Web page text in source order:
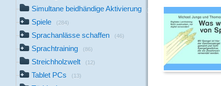
Simultane beidhändige Aktivierung (15)
Spiele (284)
Sprachanlässe schaffen (46)
Sprachtraining (86)
Streichholzwelt (12)
Tablet PCs (13)